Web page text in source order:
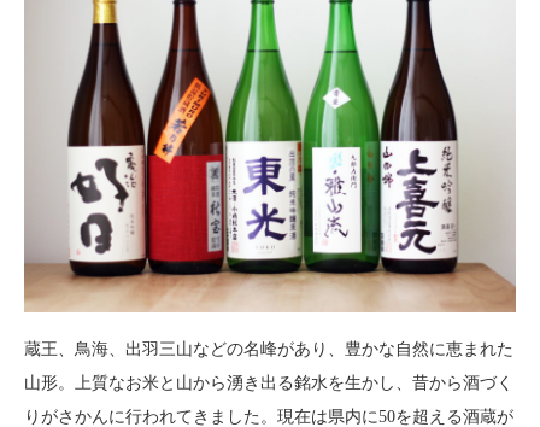
蔵王、鳥海、出羽三山などの名峰があり、豊かな自然に恵まれた
山形。上質なお米と山から湧き出る銘水を生かし、昔から酒づく
りがさかんに行われてきました。現在は県内に50を超える酒蔵が